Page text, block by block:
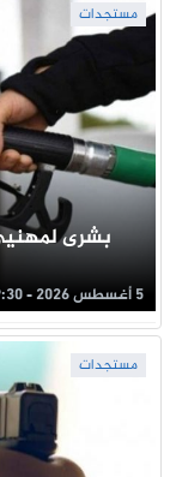
مستجدات
بشرى
5 أغسطس 2026 - 9:30
مستجدات